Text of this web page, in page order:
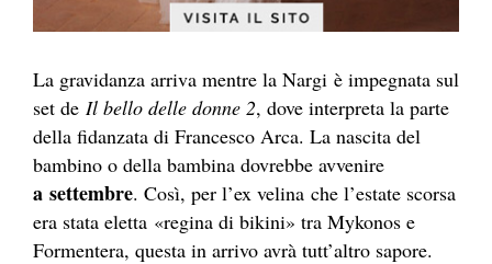
La gravidanza arriva mentre la Nargi è impegnata sul
set de Il bello delle donne 2, dove interpreta la parte
della fidanzata di Francesco Arca. La nascita del
bambino o della bambina dovrebbe avvenire
a settembre. Così, per l’ex velina che l’estate scorsa
era stata eletta «regina di bikini» tra Mykonos e
Formentera, questa in arrivo avrà tutt’altro sapore.